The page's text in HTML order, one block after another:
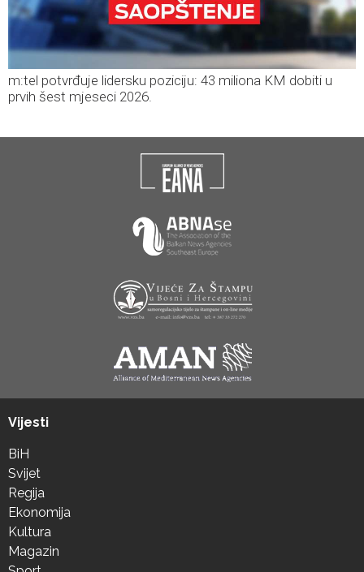
m:tel potvrđuje lidersku poziciju: 43 miliona KM dobiti u
prvih šest mjeseci 2026.
Vijesti
BiH
Svijet
Regija
Ekonomija
Kultura
Magazin